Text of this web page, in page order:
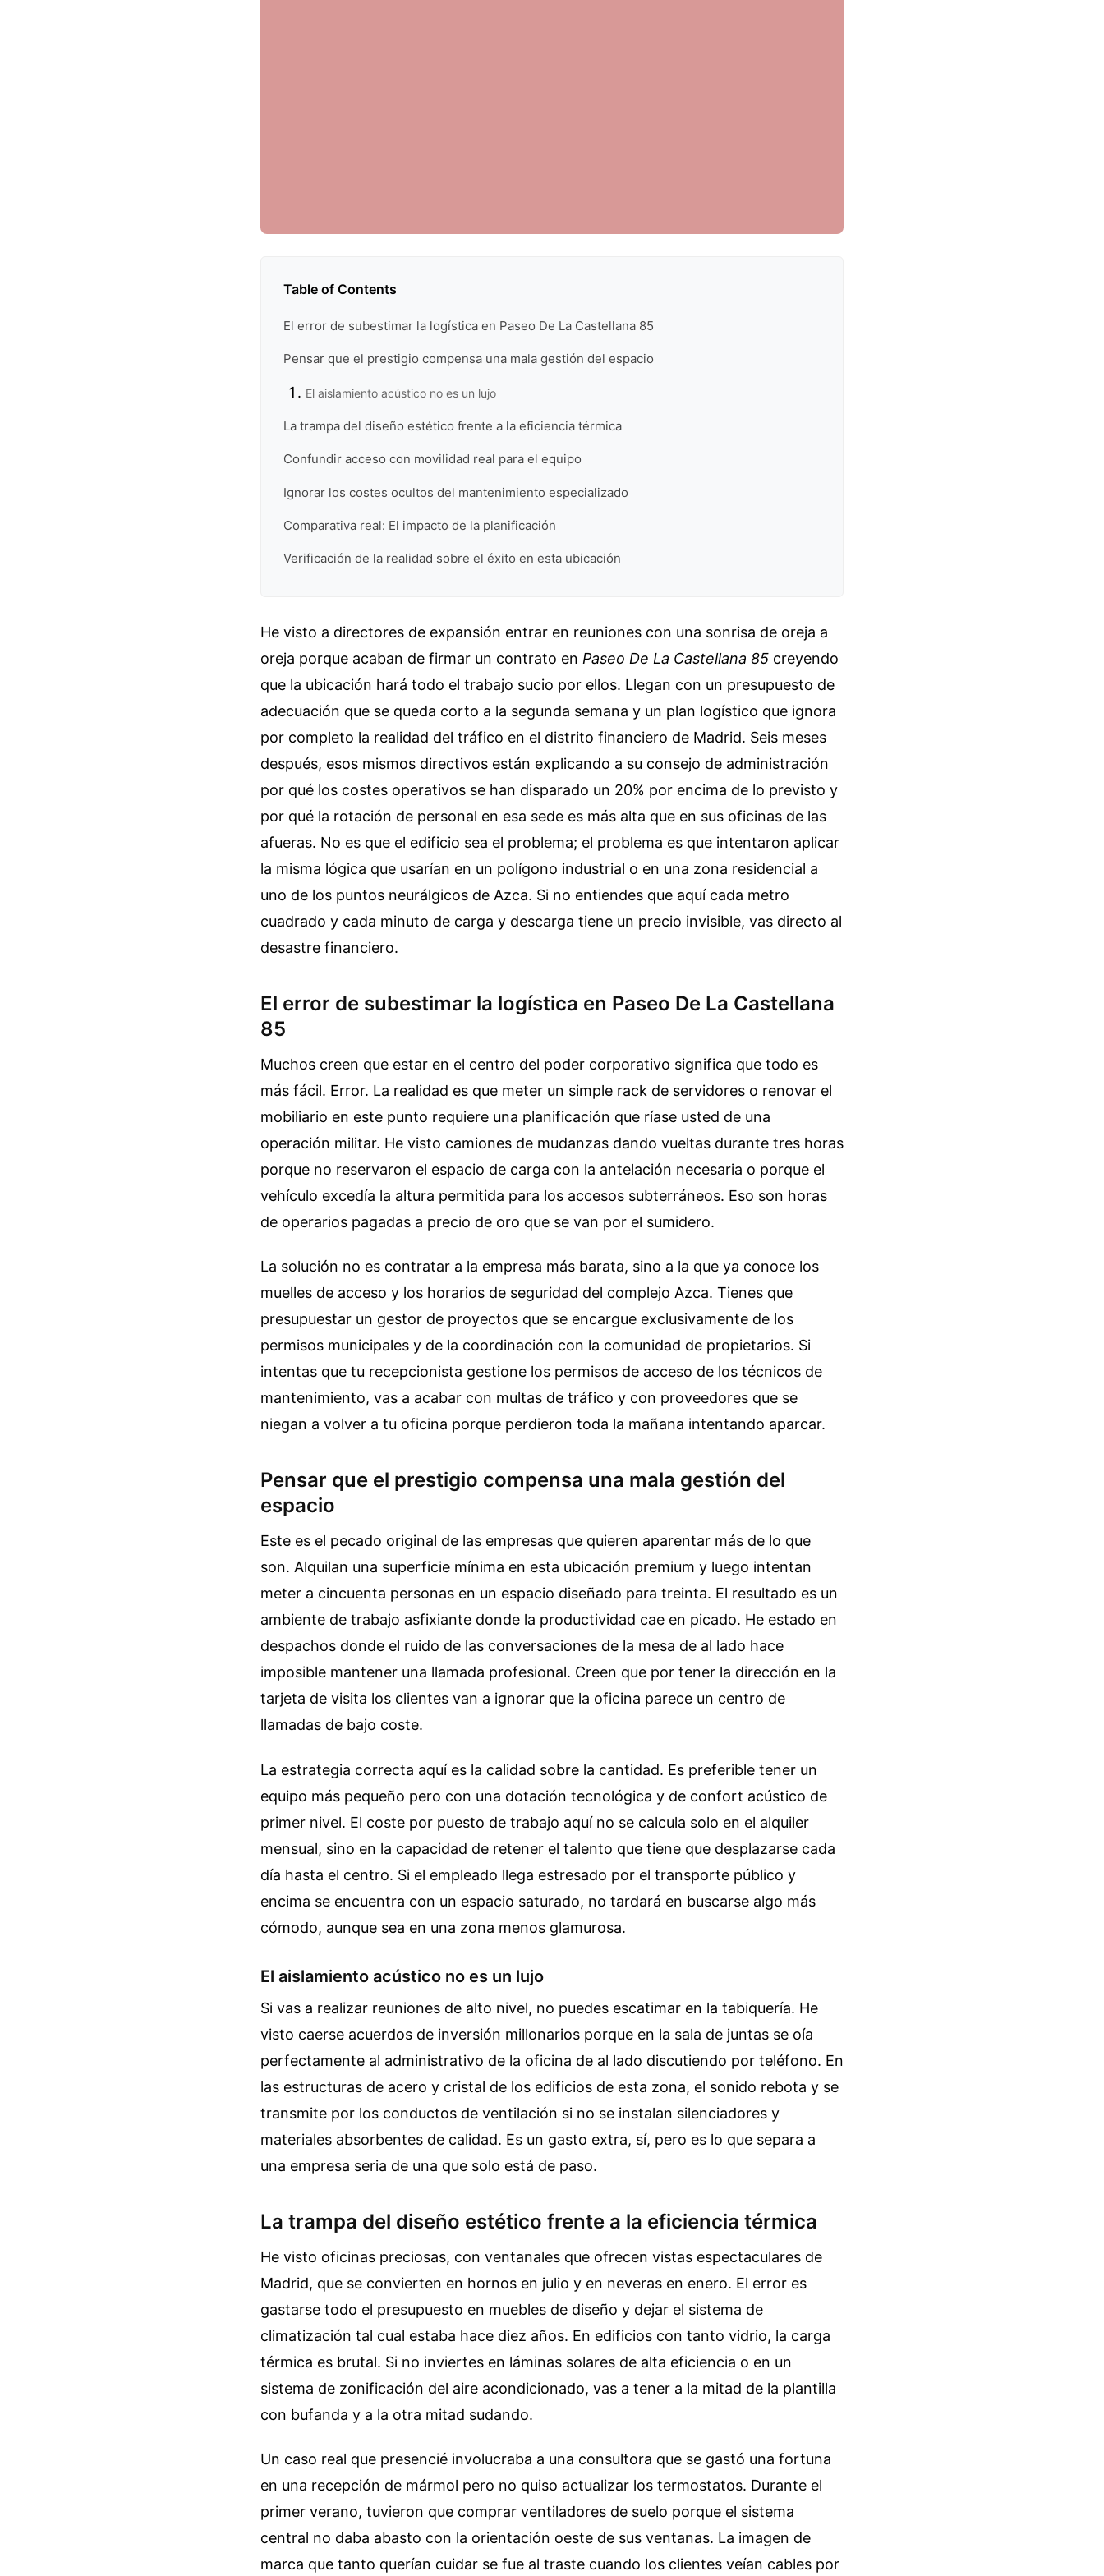
Table of Contents
El error de subestimar la logística en Paseo De La Castellana 85
Pensar que el prestigio compensa una mala gestión del espacio
El aislamiento acústico no es un lujo
La trampa del diseño estético frente a la eficiencia térmica
Confundir acceso con movilidad real para el equipo
Ignorar los costes ocultos del mantenimiento especializado
Comparativa real: El impacto de la planificación
Verificación de la realidad sobre el éxito en esta ubicación
He visto a directores de expansión entrar en reuniones con una sonrisa de oreja a
oreja porque acaban de firmar un contrato en Paseo De La Castellana 85 creyendo
que la ubicación hará todo el trabajo sucio por ellos. Llegan con un presupuesto de
adecuación que se queda corto a la segunda semana y un plan logístico que ignora
por completo la realidad del tráfico en el distrito financiero de Madrid. Seis meses
después, esos mismos directivos están explicando a su consejo de administración
por qué los costes operativos se han disparado un 20% por encima de lo previsto y
por qué la rotación de personal en esa sede es más alta que en sus oficinas de las
afueras. No es que el edificio sea el problema; el problema es que intentaron aplicar
la misma lógica que usarían en un polígono industrial o en una zona residencial a
uno de los puntos neurálgicos de Azca. Si no entiendes que aquí cada metro
cuadrado y cada minuto de carga y descarga tiene un precio invisible, vas directo al
desastre financiero.
El error de subestimar la logística en Paseo De La Castellana
85
Muchos creen que estar en el centro del poder corporativo significa que todo es
más fácil. Error. La realidad es que meter un simple rack de servidores o renovar el
mobiliario en este punto requiere una planificación que ríase usted de una
operación militar. He visto camiones de mudanzas dando vueltas durante tres horas
porque no reservaron el espacio de carga con la antelación necesaria o porque el
vehículo excedía la altura permitida para los accesos subterráneos. Eso son horas
de operarios pagadas a precio de oro que se van por el sumidero.
La solución no es contratar a la empresa más barata, sino a la que ya conoce los
muelles de acceso y los horarios de seguridad del complejo Azca. Tienes que
presupuestar un gestor de proyectos que se encargue exclusivamente de los
permisos municipales y de la coordinación con la comunidad de propietarios. Si
intentas que tu recepcionista gestione los permisos de acceso de los técnicos de
mantenimiento, vas a acabar con multas de tráfico y con proveedores que se
niegan a volver a tu oficina porque perdieron toda la mañana intentando aparcar.
Pensar que el prestigio compensa una mala gestión del
espacio
Este es el pecado original de las empresas que quieren aparentar más de lo que
son. Alquilan una superficie mínima en esta ubicación premium y luego intentan
meter a cincuenta personas en un espacio diseñado para treinta. El resultado es un
ambiente de trabajo asfixiante donde la productividad cae en picado. He estado en
despachos donde el ruido de las conversaciones de la mesa de al lado hace
imposible mantener una llamada profesional. Creen que por tener la dirección en la
tarjeta de visita los clientes van a ignorar que la oficina parece un centro de
llamadas de bajo coste.
La estrategia correcta aquí es la calidad sobre la cantidad. Es preferible tener un
equipo más pequeño pero con una dotación tecnológica y de confort acústico de
primer nivel. El coste por puesto de trabajo aquí no se calcula solo en el alquiler
mensual, sino en la capacidad de retener el talento que tiene que desplazarse cada
día hasta el centro. Si el empleado llega estresado por el transporte público y
encima se encuentra con un espacio saturado, no tardará en buscarse algo más
cómodo, aunque sea en una zona menos glamurosa.
El aislamiento acústico no es un lujo
Si vas a realizar reuniones de alto nivel, no puedes escatimar en la tabiquería. He
visto caerse acuerdos de inversión millonarios porque en la sala de juntas se oía
perfectamente al administrativo de la oficina de al lado discutiendo por teléfono. En
las estructuras de acero y cristal de los edificios de esta zona, el sonido rebota y se
transmite por los conductos de ventilación si no se instalan silenciadores y
materiales absorbentes de calidad. Es un gasto extra, sí, pero es lo que separa a
una empresa seria de una que solo está de paso.
La trampa del diseño estético frente a la eficiencia térmica
He visto oficinas preciosas, con ventanales que ofrecen vistas espectaculares de
Madrid, que se convierten en hornos en julio y en neveras en enero. El error es
gastarse todo el presupuesto en muebles de diseño y dejar el sistema de
climatización tal cual estaba hace diez años. En edificios con tanto vidrio, la carga
térmica es brutal. Si no inviertes en láminas solares de alta eficiencia o en un
sistema de zonificación del aire acondicionado, vas a tener a la mitad de la plantilla
con bufanda y a la otra mitad sudando.
Un caso real que presencié involucraba a una consultora que se gastó una fortuna
en una recepción de mármol pero no quiso actualizar los termostatos. Durante el
primer verano, tuvieron que comprar ventiladores de suelo porque el sistema
central no daba abasto con la orientación oeste de sus ventanas. La imagen de
marca que tanto querían cuidar se fue al traste cuando los clientes veían cables por